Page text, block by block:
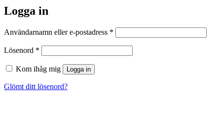
Logga in
Användarnamn eller e-postadress *
Lösenord *
Kom ihåg mig Logga in
Glömt ditt lösenord?